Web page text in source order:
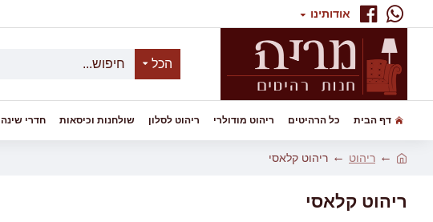
אודותינו
הכל
דף הבית כל הרהיטים ריהוט מודולרי ריהוט לסלון שולחנות וכיסאות חדרי שינה
ריהוט ריהוט קלאסי
ריהוט קלאסי